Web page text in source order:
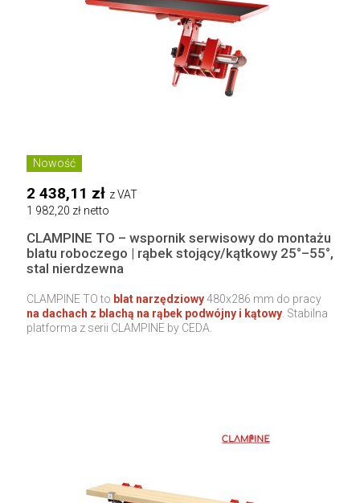
Nowość
2 438,11 zł z VAT
1 982,20 zł netto
CLAMPINE TO – wspornik serwisowy do montażu
blatu roboczego | rąbek stojący/kątkowy 25°–55°,
stal nierdzewna
CLAMPINE TO to blat narzędziowy480x286 mm do pracy
na dachach z blachą na rąbek podwójny i kątowy . Stabilna
platforma z serii CLAMPINE by CEDA.